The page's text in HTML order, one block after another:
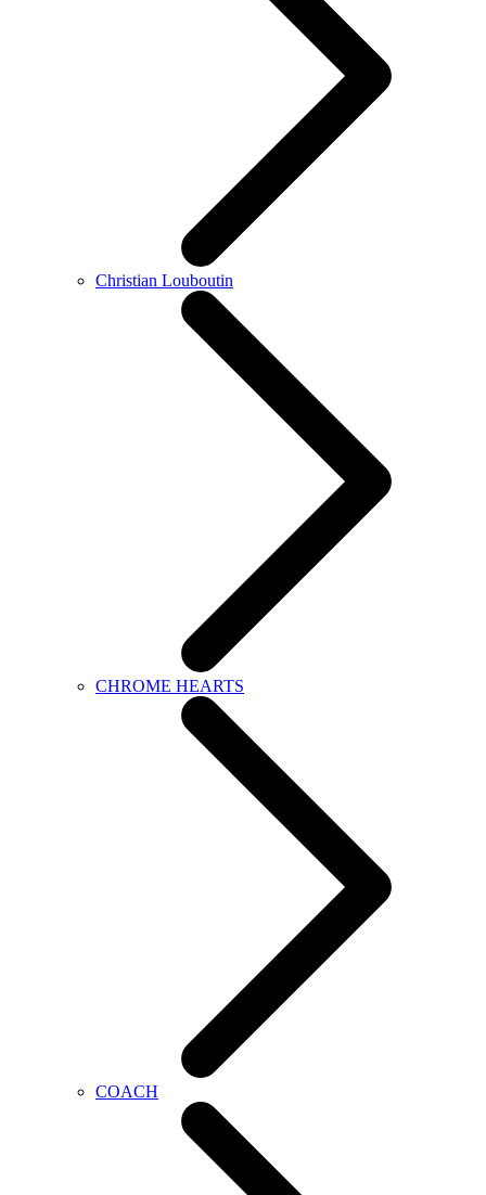
Christian Louboutin
CHROME HEARTS
COACH